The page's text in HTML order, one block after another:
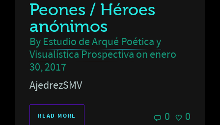
Peones / Héroes
anónimos
By Estudio de Arqué Poética y
Visualística Prospectiva on enero
30, 2017
AjedrezSMV
READ MORE 0 0